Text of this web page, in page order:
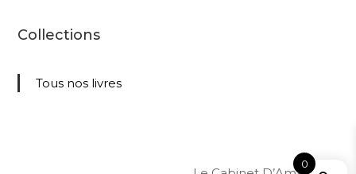
Collections
Tous nos livres
0